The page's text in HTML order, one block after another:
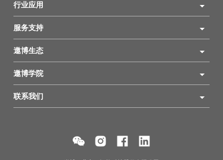
行业应用
服务支持
遨博生态
遨博学院
联系我们